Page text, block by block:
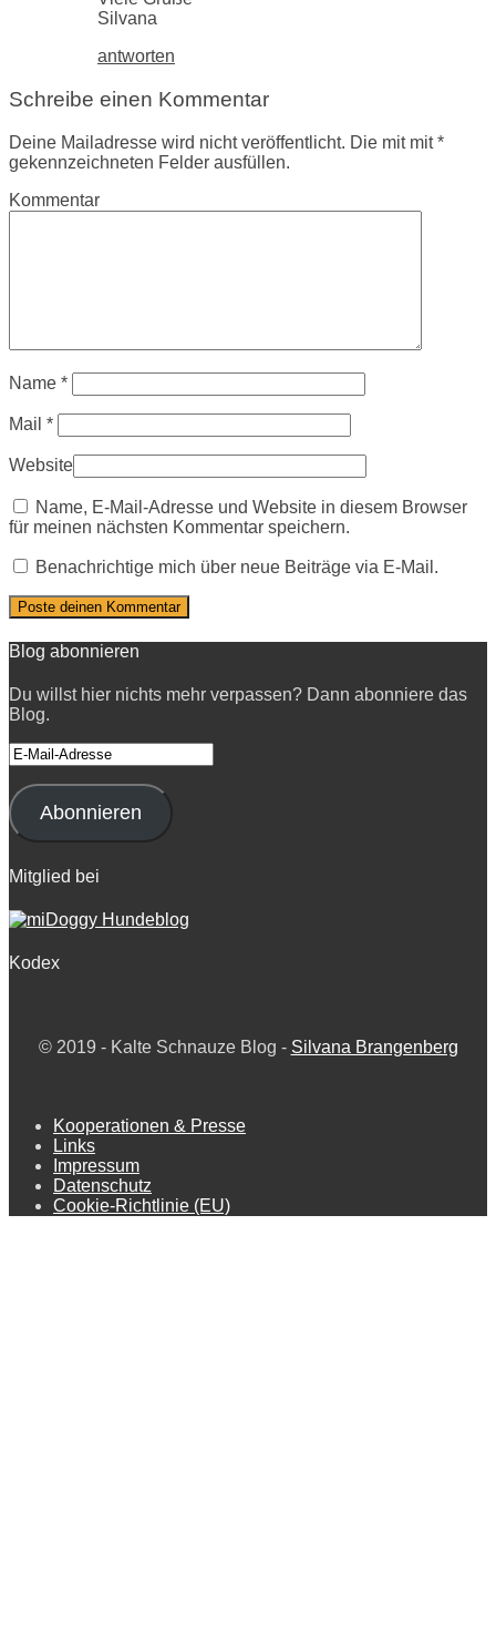
Silvana
antworten
Schreibe einen Kommentar
Deine Mailadresse wird nicht veröffentlicht. Die mit mit *
gekennzeichneten Felder ausfüllen.
Kommentar
Name *
Mail *
Website
Name, E-Mail-Adresse und Website in diesem Browser
für meinen nächsten Kommentar speichern.
Benachrichtige mich über neue Beiträge via E-Mail.
Blog abonnieren
Du willst hier nichts mehr verpassen? Dann abonniere das
Blog.
E-
Mail-
Adresse
Abonnieren
Mitglied bei
Kodex
© 2019 - Kalte Schnauze Blog - Silvana Brangenberg
Kooperationen & Presse
Links
Impressum
Datenschutz
Cookie-Richtlinie (EU)